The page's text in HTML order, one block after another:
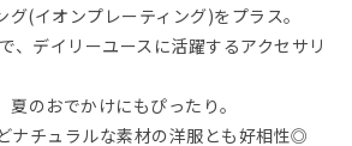
グ(イオンプレーティング)をプラス。
、デイリーユースに活躍するアクセサリ
のおでかけにもぴったり。
ナチュラルな素材の洋服とも好相性◎